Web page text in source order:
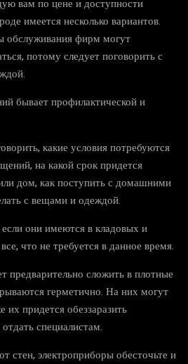
вам по цене и доступности
имеется несколько вариантов.
обслуживания фирм могут
потому следует поговорить с
бывает профилактической и
какие условия потребуются
на какой срок придется
дом, как поступить с домашними
с вещами и одеждой.
если они имеются в кладовых и
что не требуется в данное время.
предварительно сложить в плотные
герметично. На них могут
их придется обеззаразить
специалистам.
стен, электроприборы обесточьте и